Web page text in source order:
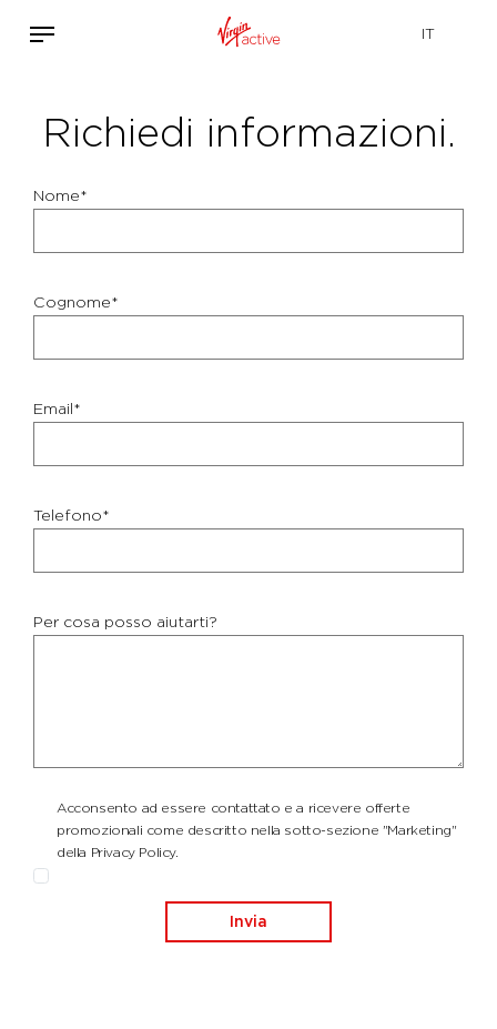
Richiedi informazioni.
Nome*
Cognome*
Email*
Telefono*
Per cosa posso aiutarti?
Acconsento ad essere contattato e a ricevere offerte
promozionali come descritto nella sotto-sezione "Marketing"
della Privacy Policy.
Invia